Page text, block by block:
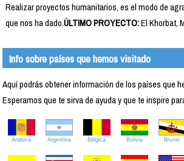
Realizar proyectos humanitarios, es el modo de
que nos ha dado.ÚLTIMO PROYECTO:El Khorbat,
Info sobre países que hemos visitado
Aquí podrás obtener información de los países que
Esperamos que te sirva de ayuda y que te inspire
Andorra Argentina Bélgica Bolivia Brunei